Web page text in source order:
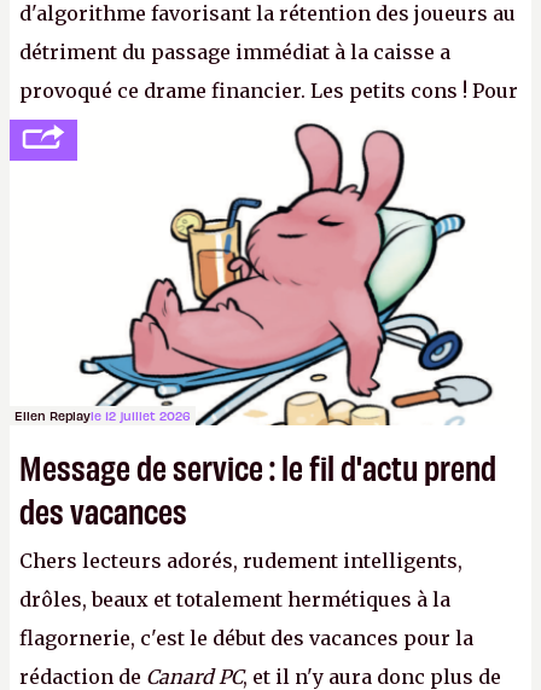
d'algorithme favorisant la rétention des joueurs au
détriment du passage immédiat à la caisse a
provoqué ce drame financier. Les petits cons ! Pour
se consoler, le PDG David Baszucki peut compter
sur le déblocage du jeu en Russie et l'explosion des
joueurs majeurs (+32 %). L'avenir appartient donc
aux adultes, qui ne sont jamais que des enfants
avec du pouvoir d'achat.P.
Ellen Replayle 12 juillet 2026
Message de service : le fil d'actu prend
des vacances
Chers lecteurs adorés, rudement intelligents,
drôles, beaux et totalement hermétiques à la
flagornerie, c'est le début des vacances pour la
rédaction de Canard PC, et il n'y aura donc plus de